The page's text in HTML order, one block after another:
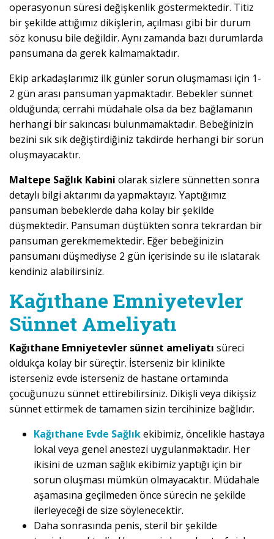
operasyonun süresi değişkenlik göstermektedir. Titiz
bir şekilde attığımız dikişlerin, açılması gibi bir durum
söz konusu bile değildir. Aynı zamanda bazı durumlarda
pansumana da gerek kalmamaktadır.
Ekip arkadaşlarımız ilk günler sorun oluşmaması için 1-
2 gün arası pansuman yapmaktadır. Bebekler sünnet
olduğunda; cerrahi müdahale olsa da bez bağlamanın
herhangi bir sakıncası bulunmamaktadır. Bebeğinizin
bezini sık sık değiştirdiğiniz takdirde herhangi bir sorun
oluşmayacaktır.
Maltepe Sağlık Kabini olarak sizlere sünnetten sonra
detaylı bilgi aktarımı da yapmaktayız. Yaptığımız
pansuman bebeklerde daha kolay bir şekilde
düşmektedir. Pansuman düştükten sonra tekrardan bir
pansuman gerekmemektedir. Eğer bebeğinizin
pansumanı düşmediyse 2 gün içerisinde su ile ıslatarak
kendiniz alabilirsiniz.
Kağıthane Emniyetevler
Sünnet Ameliyatı
Kağıthane Emniyetevler sünnet ameliyatı süreci
oldukça kolay bir süreçtir. İsterseniz bir klinikte
isterseniz evde isterseniz de hastane ortamında
çocuğunuzu sünnet ettirebilirsiniz. Dikişli veya dikişsiz
sünnet ettirmek de tamamen sizin tercihinize bağlıdır.
Kağıthane Evde Sağlıkekibimiz, öncelikle hastaya
lokal veya genel anestezi uygulanmaktadır. Her
ikisini de uzman sağlık ekibimiz yaptığı için bir
sorun oluşması mümkün olmayacaktır. Müdahale
aşamasına geçilmeden önce sürecin ne şekilde
ilerleyeceği de size söylenecektir.
Daha sonrasında penis, steril bir şekilde